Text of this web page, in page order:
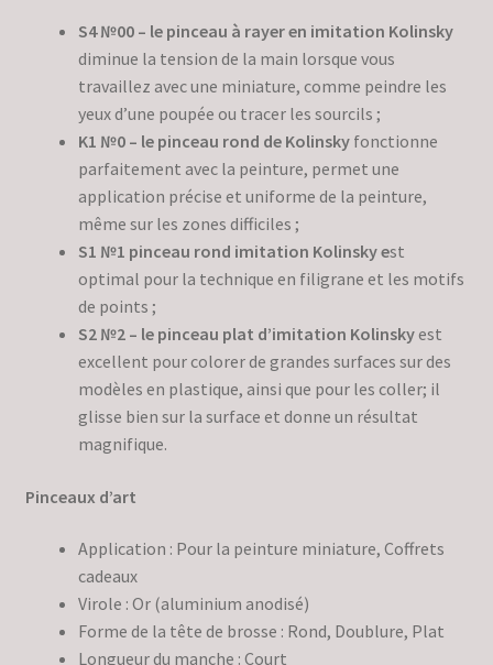
S4 №00 – le pinceau à rayer en imitation Kolinsky
diminue la tension de la main lorsque vous
travaillez avec une miniature, comme peindre les
yeux d’une poupée ou tracer les sourcils ;
K1 №0 – le pinceau rond de Kolinskyfonctionne
parfaitement avec la peinture, permet une
application précise et uniforme de la peinture,
même sur les zones difficiles ;
S1 №1 pinceau rond imitation Kolinsky est
optimal pour la technique en filigrane et les motifs
de points ;
S2 №2 – le pinceau plat d’imitation Kolinskyest
excellent pour colorer de grandes surfaces sur des
modèles en plastique, ainsi que pour les coller; il
glisse bien sur la surface et donne un résultat
magnifique.
Pinceaux d’art
Application : Pour la peinture miniature, Coffrets
cadeaux
Virole : Or (aluminium anodisé)
Forme de la tête de brosse : Rond, Doublure, Plat
Longueur du manche : Court